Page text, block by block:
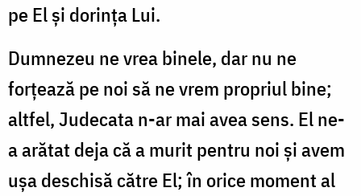
pe El și dorința Lui.
Dumnezeu ne vrea binele, dar nu ne
forțează pe noi să ne vrem propriul bine;
altfel, Judecata n-ar mai avea sens. El ne-
a arătat deja că a murit pentru noi și avem
ușa deschisă către El; în orice moment al